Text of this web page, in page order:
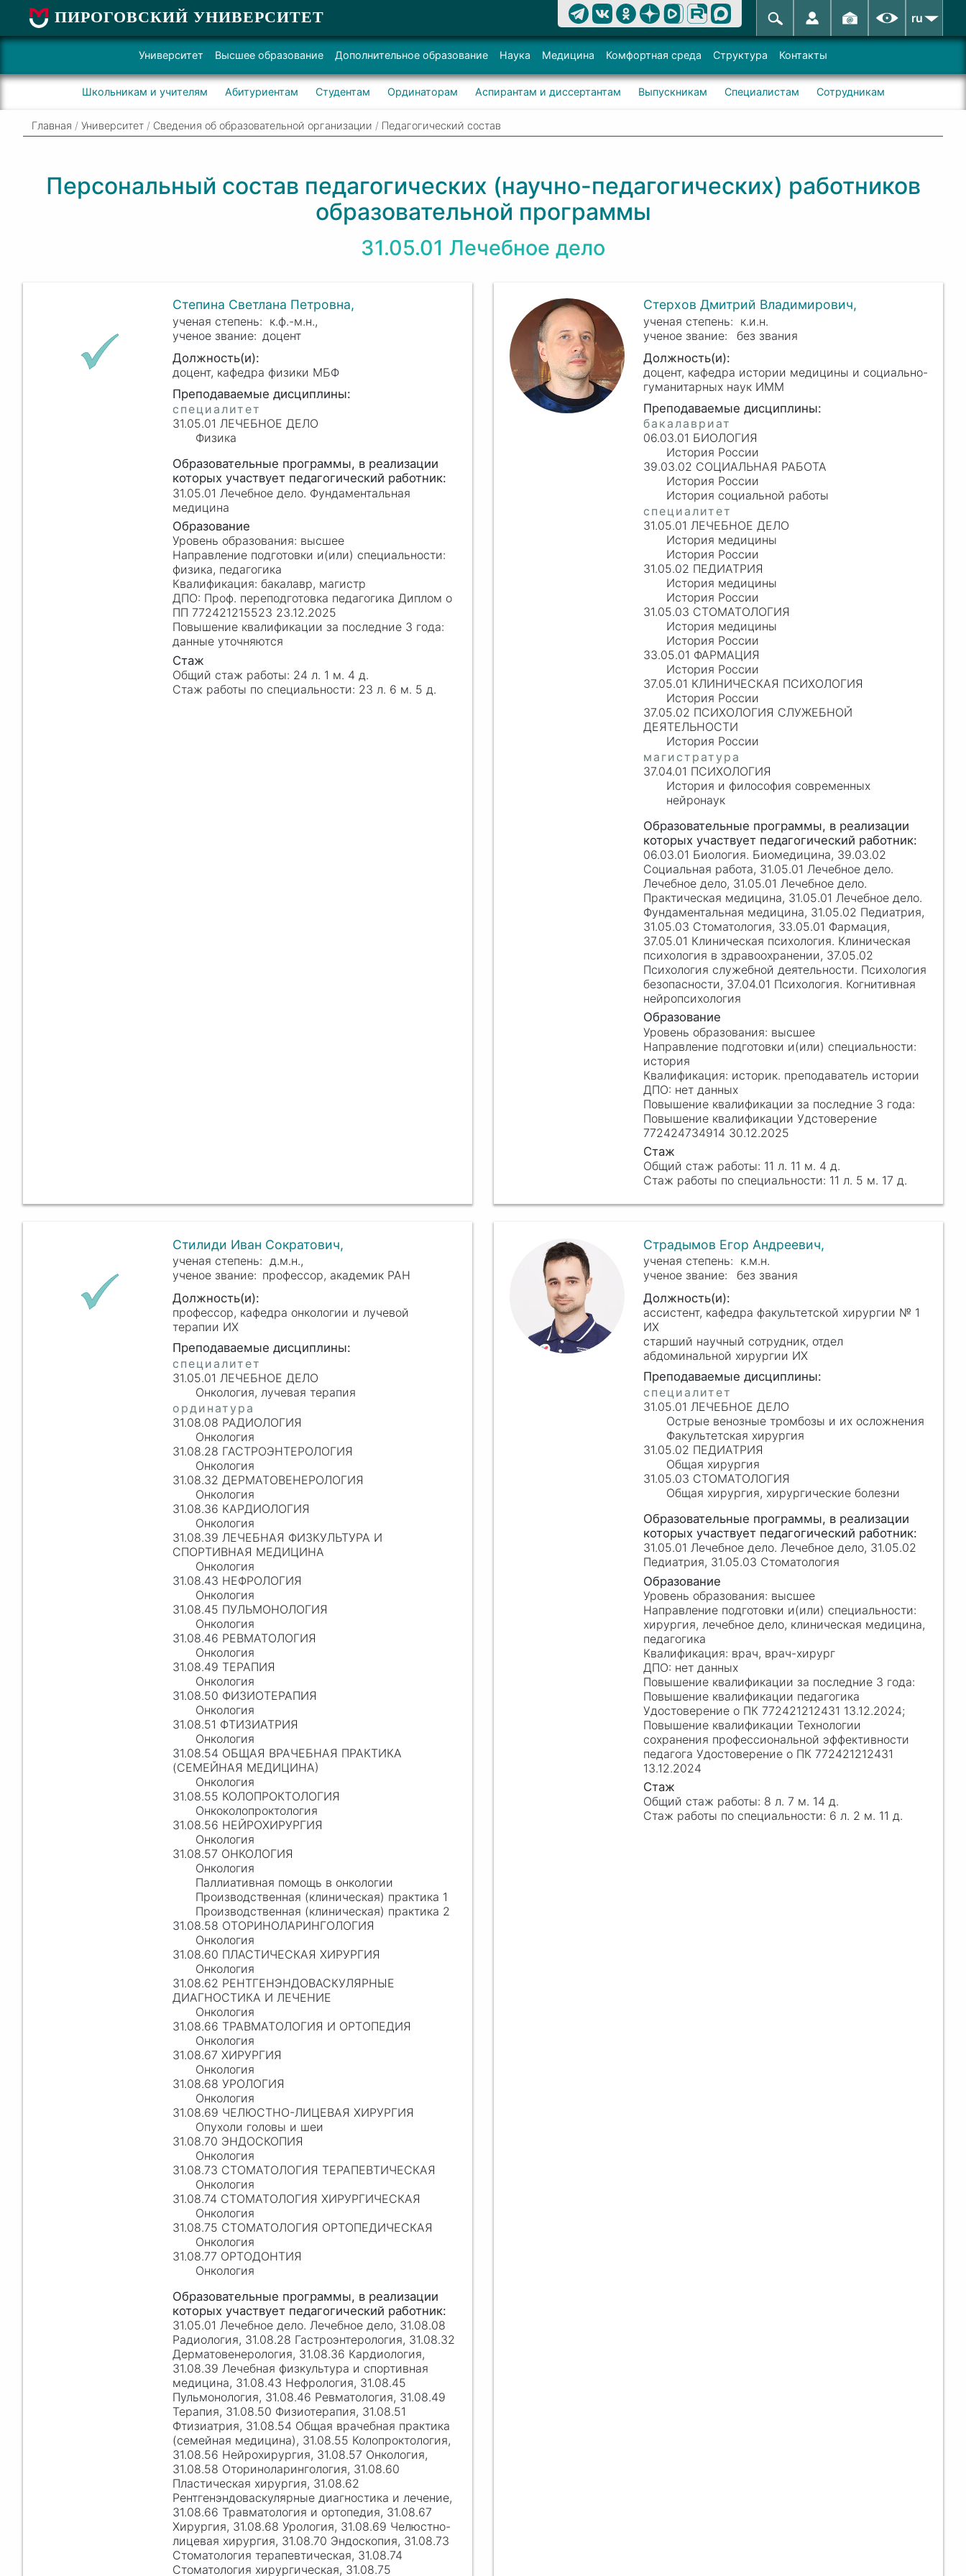
ПИРОГОВСКИЙ УНИВЕРСИТЕТ ru
Университет Высшее образование Дополнительное образование Наука Медицина Комфортная среда Структура Контакты
Школьникам и учителям Абитуриентам Студентам Ординаторам Аспирантам и диссертантам Выпускникам Специалистам Сотрудникам
Главная / Университет / Сведения об образовательной организации / Педагогический состав
Персональный состав педагогических (научно-педагогических) работников
образовательной программы
31.05.01 Лечебное дело
Степина Светлана Петровна,
к.ф.-м.н.,
доцент
доцент, кафедра физики МБФ
31.05.01 ЛЕЧЕБНОЕ ДЕЛО
Физика
31.05.01 Лечебное дело. Фундаментальная
медицина
высшее
физика, педагогика
бакалавр, магистр
Проф. переподготовка педагогика Диплом о
ПП 772421215523 23.12.2025
данные уточняются
24 л. 1 м. 4 д.
23 л. 6 м. 5 д.
Стерхов Дмитрий Владимирович,
к.и.н.
без звания
доцент, кафедра истории медицины и социально-
гуманитарных наук ИММ
06.03.01 БИОЛОГИЯ
История России
39.03.02 СОЦИАЛЬНАЯ РАБОТА
История России
История социальной работы
31.05.01 ЛЕЧЕБНОЕ ДЕЛО
История медицины
История России
31.05.02 ПЕДИАТРИЯ
История медицины
История России
31.05.03 СТОМАТОЛОГИЯ
История медицины
История России
33.05.01 ФАРМАЦИЯ
История России
37.05.01 КЛИНИЧЕСКАЯ ПСИХОЛОГИЯ
История России
37.05.02 ПСИХОЛОГИЯ СЛУЖЕБНОЙ
ДЕЯТЕЛЬНОСТИ
История России
37.04.01 ПСИХОЛОГИЯ
История и философия современных
нейронаук
06.03.01 Биология. Биомедицина, 39.03.02
Социальная работа, 31.05.01 Лечебное дело.
Лечебное дело, 31.05.01 Лечебное дело.
Практическая медицина, 31.05.01 Лечебное дело.
Фундаментальная медицина, 31.05.02 Педиатрия,
31.05.03 Стоматология, 33.05.01 Фармация,
37.05.01 Клиническая психология. Клиническая
психология в здравоохранении, 37.05.02
Психология служебной деятельности. Психология
безопасности, 37.04.01 Психология. Когнитивная
нейропсихология
высшее
история
историк. преподаватель истории
нет данных
Повышение квалификации Удстоверение
772424734914 30.12.2025
11 л. 11 м. 4 д.
11 л. 5 м. 17 д.
Стилиди Иван Сократович,
д.м.н.,
профессор, академик РАН
профессор, кафедра онкологии и лучевой
терапии ИХ
31.05.01 ЛЕЧЕБНОЕ ДЕЛО
Онкология, лучевая терапия
31.08.08 РАДИОЛОГИЯ
Онкология
31.08.28 ГАСТРОЭНТЕРОЛОГИЯ
Онкология
31.08.32 ДЕРМАТОВЕНЕРОЛОГИЯ
Онкология
31.08.36 КАРДИОЛОГИЯ
Онкология
31.08.39 ЛЕЧЕБНАЯ ФИЗКУЛЬТУРА И
СПОРТИВНАЯ МЕДИЦИНА
Онкология
31.08.43 НЕФРОЛОГИЯ
Онкология
31.08.45 ПУЛЬМОНОЛОГИЯ
Онкология
31.08.46 РЕВМАТОЛОГИЯ
Онкология
31.08.49 ТЕРАПИЯ
Онкология
31.08.50 ФИЗИОТЕРАПИЯ
Онкология
31.08.51 ФТИЗИАТРИЯ
Онкология
31.08.54 ОБЩАЯ ВРАЧЕБНАЯ ПРАКТИКА
(СЕМЕЙНАЯ МЕДИЦИНА)
Онкология
31.08.55 КОЛОПРОКТОЛОГИЯ
Онкоколопроктология
31.08.56 НЕЙРОХИРУРГИЯ
Онкология
31.08.57 ОНКОЛОГИЯ
Онкология
Паллиативная помощь в онкологии
Производственная (клиническая) практика 1
Производственная (клиническая) практика 2
31.08.58 ОТОРИНОЛАРИНГОЛОГИЯ
Онкология
31.08.60 ПЛАСТИЧЕСКАЯ ХИРУРГИЯ
Онкология
31.08.62 РЕНТГЕНЭНДОВАСКУЛЯРНЫЕ
ДИАГНОСТИКА И ЛЕЧЕНИЕ
Онкология
31.08.66 ТРАВМАТОЛОГИЯ И ОРТОПЕДИЯ
Онкология
31.08.67 ХИРУРГИЯ
Онкология
31.08.68 УРОЛОГИЯ
Онкология
31.08.69 ЧЕЛЮСТНО-ЛИЦЕВАЯ ХИРУРГИЯ
Опухоли головы и шеи
31.08.70 ЭНДОСКОПИЯ
Онкология
31.08.73 СТОМАТОЛОГИЯ ТЕРАПЕВТИЧЕСКАЯ
Онкология
31.08.74 СТОМАТОЛОГИЯ ХИРУРГИЧЕСКАЯ
Онкология
31.08.75 СТОМАТОЛОГИЯ ОРТОПЕДИЧЕСКАЯ
Онкология
31.08.77 ОРТОДОНТИЯ
Онкология
31.05.01 Лечебное дело. Лечебное дело, 31.08.08
Радиология, 31.08.28 Гастроэнтерология, 31.08.32
Дерматовенерология, 31.08.36 Кардиология,
31.08.39 Лечебная физкультура и спортивная
медицина, 31.08.43 Нефрология, 31.08.45
Пульмонология, 31.08.46 Ревматология, 31.08.49
Терапия, 31.08.50 Физиотерапия, 31.08.51
Фтизиатрия, 31.08.54 Общая врачебная практика
(семейная медицина), 31.08.55 Колопроктология,
31.08.56 Нейрохирургия, 31.08.57 Онкология,
31.08.58 Оториноларингология, 31.08.60
Пластическая хирургия, 31.08.62
Рентгенэндоваскулярные диагностика и лечение,
31.08.66 Травматология и ортопедия, 31.08.67
Хирургия, 31.08.68 Урология, 31.08.69 Челюстно-
лицевая хирургия, 31.08.70 Эндоскопия, 31.08.73
Стоматология терапевтическая, 31.08.74
Стоматология хирургическая, 31.08.75
Страдымов Егор Андреевич,
к.м.н.
без звания
ассистент, кафедра факультетской хирургии № 1
ИХ
старший научный сотрудник, отдел
абдоминальной хирургии ИХ
31.05.01 ЛЕЧЕБНОЕ ДЕЛО
Острые венозные тромбозы и их осложнения
Факультетская хирургия
31.05.02 ПЕДИАТРИЯ
Общая хирургия
31.05.03 СТОМАТОЛОГИЯ
Общая хирургия, хирургические болезни
31.05.01 Лечебное дело. Лечебное дело, 31.05.02
Педиатрия, 31.05.03 Стоматология
высшее
хирургия, лечебное дело, клиническая медицина,
педагогика
врач, врач-хирург
нет данных
Повышение квалификации педагогика
Удостоверение о ПК 772421212431 13.12.2024;
Повышение квалификации Технологии
сохранения профессиональной эффективности
педагога Удостоверение о ПК 772421212431
13.12.2024
8 л. 7 м. 14 д.
6 л. 2 м. 11 д.